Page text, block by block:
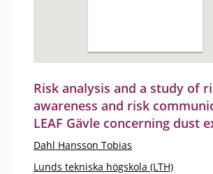
Risk analysis and a study of
awareness and risk
LEAF Gävle concerning dust
Dahl Hansson Tobias
Lunds tekniska högskola (LTH)